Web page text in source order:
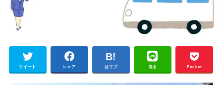
ツイート シェア はてブ 送る Pocket